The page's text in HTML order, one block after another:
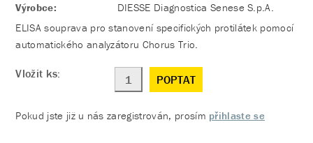
Výrobce:
DIESSE Diagnostica Senese S.p.A.
ELISA souprava pro stanovení specifických protilátek pomocí
automatického analyzátoru Chorus Trio.
Vložit ks: POPTAT
Pokud jste již u nás zaregistrován, prosím přihlaste se